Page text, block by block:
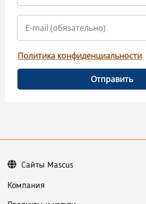
Политика конфиденциальности
Отправить
Компания
Сайты Mascus